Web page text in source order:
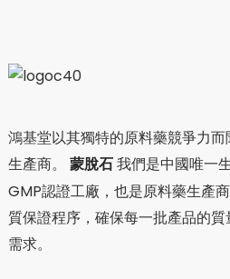
鴻基堂以其獨特的原料藥競爭力
生產商。 蒙脫石我們是中國唯一
GMP認證工廠，也是原料藥生產
質保證程序，確保每一批產品的
需求。